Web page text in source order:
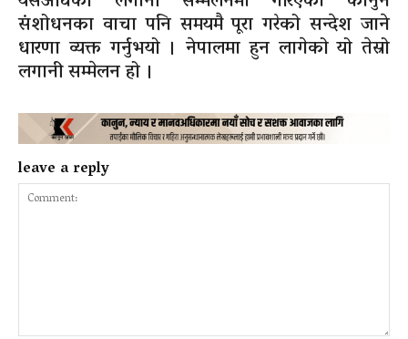
संशोधनका वाचा पनि समयमै पूरा गरेको सन्देश जाने
धारणा व्यक्त गर्नुभयो । नेपालमा हुन लागेको यो तेस्रो
लगानी सम्मेलन हो ।
leave a reply